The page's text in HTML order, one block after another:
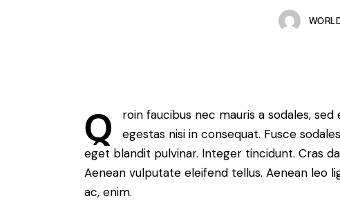
Q
roin faucibus nec mauris a sodales,
egestas nisi in consequat. Fusce
eget blandit pulvinar. Integer tincidunt. Cras
Aenean vulputate eleifend tellus. Aenean leo
ac, enim.